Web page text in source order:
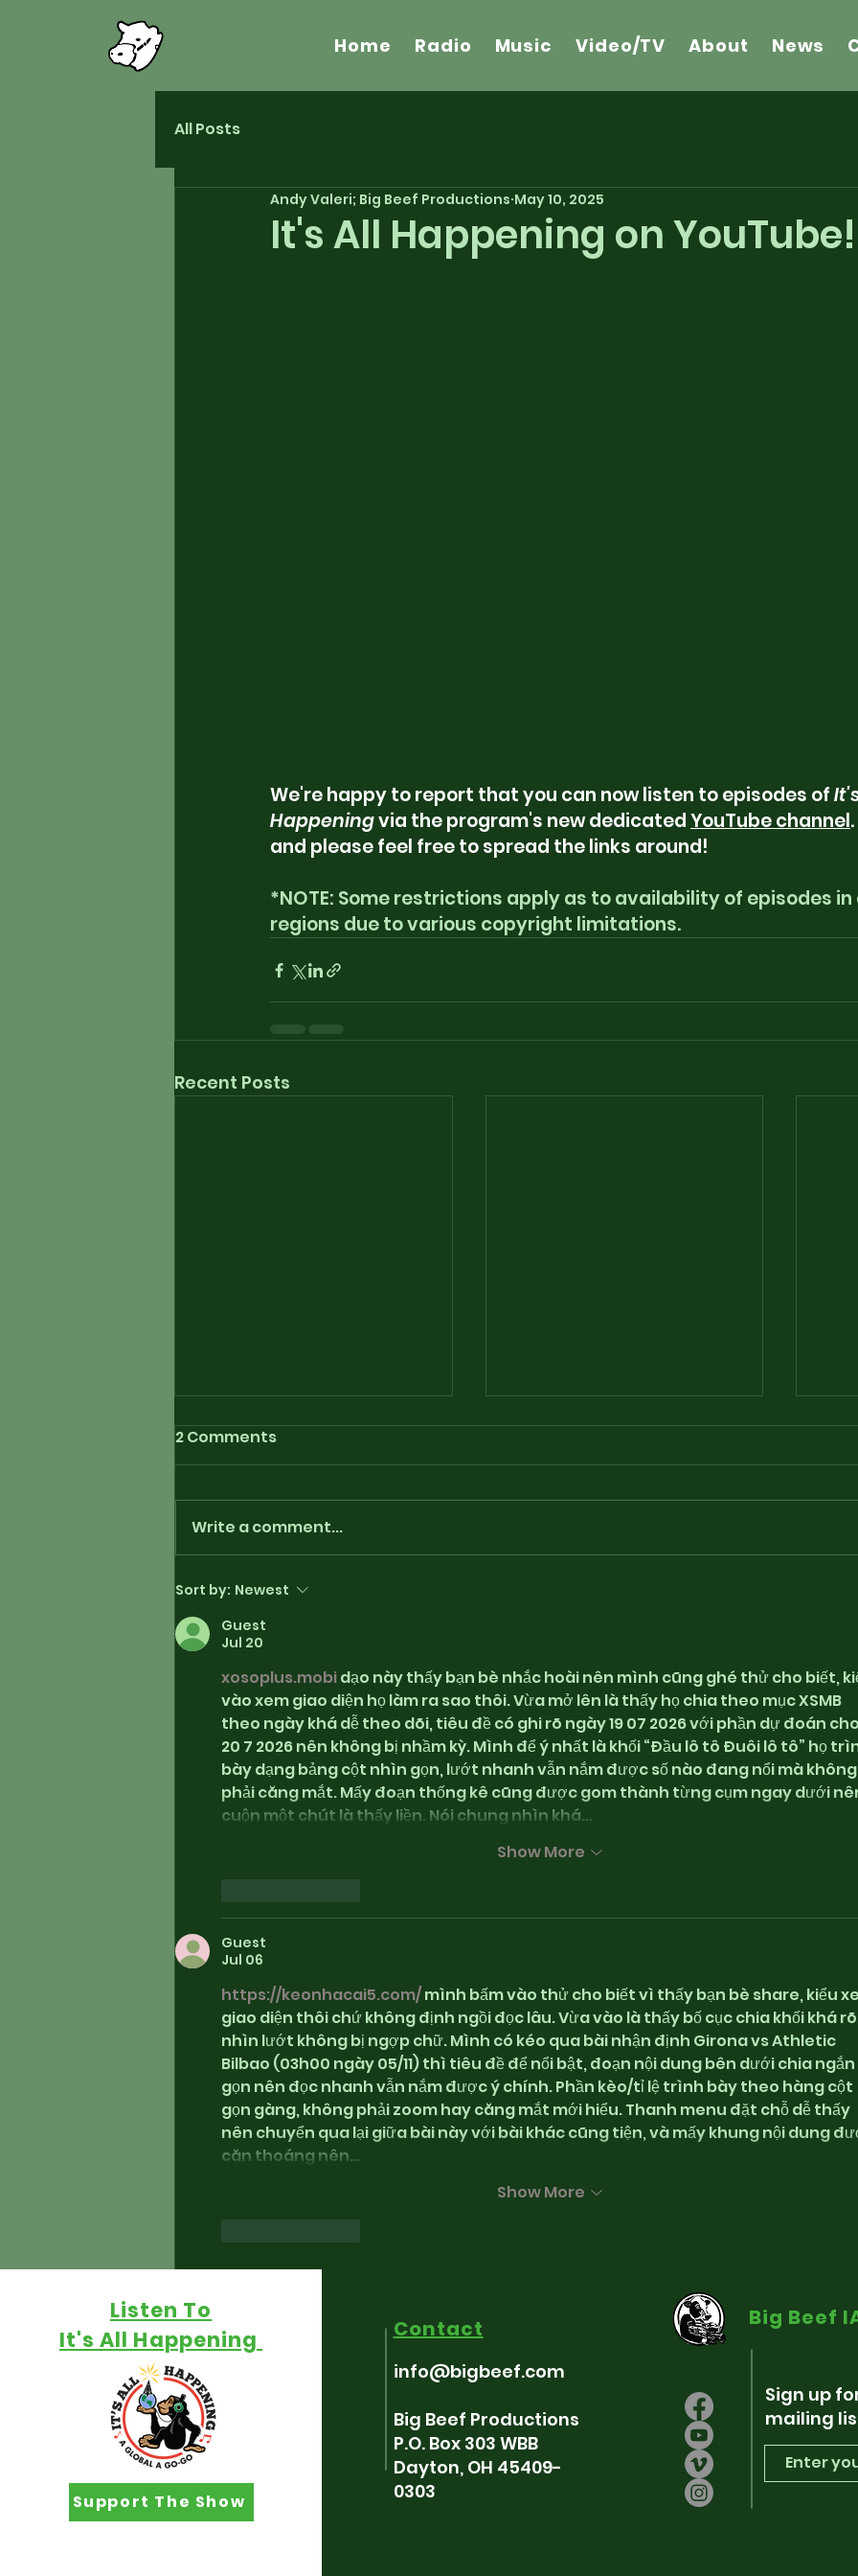
Home Radio Music Video/TV About News
All Posts
It's All Happening on YouTube!
Andy Valeri; Big Beef Productions May 10, 2025
We're happy to report that you can now listen to episodes of
Happening via the program's new dedicated YouTube channel
and please feel free to spread the links around!
*NOTE: Some restrictions apply as to availability of episodes
regions due to various copyright limitations.
Recent Posts
Playlist for “Around The
Fringe” - July 17th, 2026
7/3/26
2 Comments
Write a comment...
Sort by: Newest
Guest
Jul 20
xosoplus.mobi dạo này thấy bạn bè nhắc hoài nên mình cũng ghé thử cho biết,
vào xem giao diện họ làm ra sao thôi. Vừa mở lên là thấy họ chia theo mục XSMB
theo ngày khá dễ theo dõi, tiêu đề có ghi rõ ngày 19 07 2026 với phần dự đoán cho
20 7 2026 nên không bị nhầm kỳ. Mình để ý nhất là khối “Đầu lô tô Đuôi lô tô” họ
bày dạng bảng cột nhìn gọn, lướt nhanh vẫn nắm được số nào đang nổi mà không
phải căng mắt. Mấy đoạn thống kê cũng được gom thành từng cụm ngay dưới
cuộn một chút là thấy liền. Nói chung nhìn khá…
Show More
Guest
Jul 06
https://keonhacai5.com/ mình bấm vào thử cho biết vì thấy bạn bè share, kiểu
giao diện thôi chứ không định ngồi đọc lâu. Vừa vào là thấy bố cục chia khối khá
nhìn lướt không bị ngợp chữ. Mình có kéo qua bài nhận định Girona vs Athletic
Bilbao (03h00 ngày 05/11) thì tiêu đề để nổi bật, đoạn nội dung bên dưới chia ngắn
gọn nên đọc nhanh vẫn nắm được ý chính. Phần kèo/tỉ lệ trình bày theo hàng cột
gọn gàng, không phải zoom hay căng mắt mới hiểu. Thanh menu đặt chỗ dễ thấy
nên chuyển qua lại giữa bài này với bài khác cũng tiện, và mấy khung nội dung
căn thoáng nên…
Show More
Listen To
It's All Happening
Support The Show
Contact
info@bigbeef.com
Big Beef Productions
P.O. Box 303 WBB
Dayton, OH 45409-
0303
Big Beef
Sign up
mailing